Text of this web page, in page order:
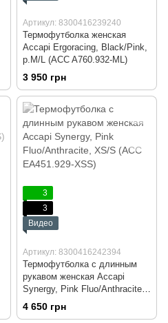
Артикул: 8300416239240
Термофутболка женская
Accapi Ergoracing, Black/Pink,
р.M/L (ACC A760.932-ML)
3 950 грн
3
3
Видео
Артикул: 8300416242394
Термофутболка с длинным
рукавом женская Accapi
Synergy, Pink Fluo/Anthracite,
XS/S (ACC EA451.929-XSS)
4 650 грн